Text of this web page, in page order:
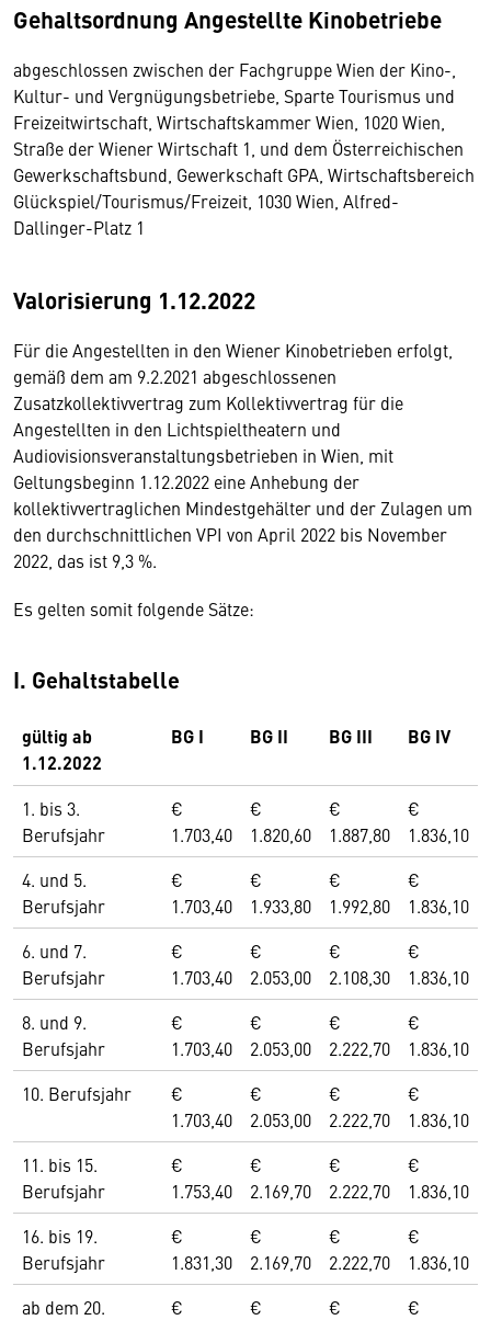
Gehaltsordnung Angestellte Kinobetriebe
abgeschlossen zwischen der Fachgruppe Wien der Kino-,
Kultur- und Vergnügungsbetriebe, Sparte Tourismus und
Freizeitwirtschaft, Wirtschaftskammer Wien, 1020 Wien,
Straße der Wiener Wirtschaft 1, und dem Österreichischen
Gewerkschaftsbund, Gewerkschaft GPA, Wirtschaftsbereich
Glückspiel/Tourismus/Freizeit, 1030 Wien, Alfred-
Dallinger-Platz 1
Valorisierung 1.12.2022
Für die Angestellten in den Wiener Kinobetrieben erfolgt,
gemäß dem am 9.2.2021 abgeschlossenen
Zusatzkollektivvertrag zum Kollektivvertrag für die
Angestellten in den Lichtspieltheatern und
Audiovisionsveranstaltungsbetrieben in Wien, mit
Geltungsbeginn 1.12.2022 eine Anhebung der
kollektivvertraglichen Mindestgehälter und der Zulagen um
den durchschnittlichen VPI von April 2022 bis November
2022, das ist 9,3 %.
Es gelten somit folgende Sätze:
I. Gehaltstabelle
gültig ab
1.12.2022
BG I BG II BG III BG IV
1. bis 3.
Berufsjahr
€
1.703,40
€
1.820,60
€
1.887,80
€
1.836,10
4. und 5.
Berufsjahr
€
1.703,40
€
1.933,80
€
1.992,80
€
1.836,10
6. und 7.
Berufsjahr
€
1.703,40
€
2.053,00
€
2.108,30
€
1.836,10
8. und 9.
Berufsjahr
€
1.703,40
€
2.053,00
€
2.222,70
€
1.836,10
10. Berufsjahr
€
1.703,40
€
2.053,00
€
2.222,70
€
1.836,10
11. bis 15.
Berufsjahr
€
1.753,40
€
2.169,70
€
2.222,70
€
1.836,10
16. bis 19.
Berufsjahr
€
1.831,30
€
2.169,70
€
2.222,70
€
1.836,10
ab dem 20.
€
€
€
€